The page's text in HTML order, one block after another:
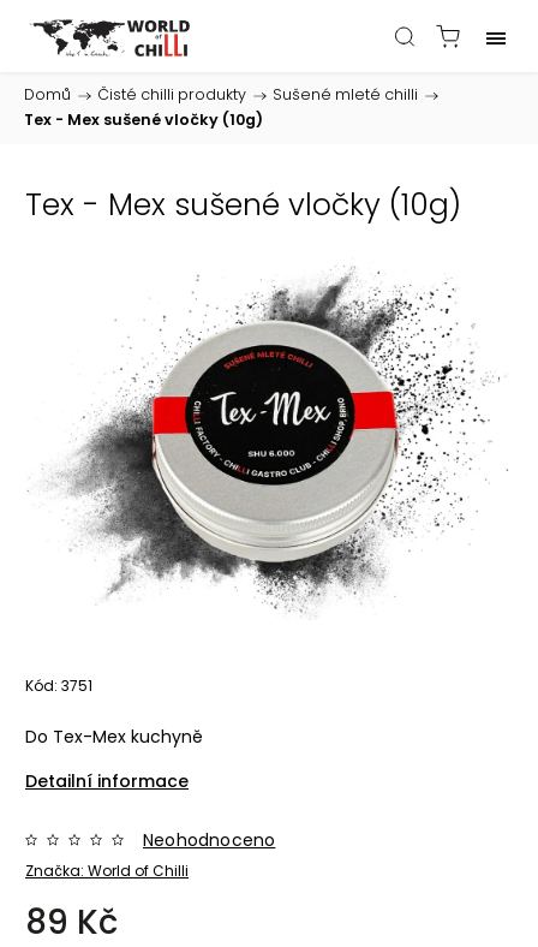
Domů / Čisté chilli produkty / Sušené mleté chilli /
Tex - Mex sušené vločky (10g)
Tex - Mex sušené vločky (10g)
Kód: 3751
Do Tex-Mex kuchyně
Detailní informace
Značka: World of Chilli
Neohodnoceno
89 Kč